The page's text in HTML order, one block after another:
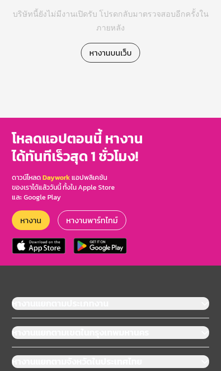
บริษัทนี้ยังไม่มีงานเปิดรับ โปรดกลับมาตรวจสอบอีกครั้งใน
ภายหลัง
หางานบนเว็บ
โหลดแอปตอนนี้ หางาน
ได้ทันทีเร็วสุด 1 ชั่วโมง!
ดาวน์โหลดDayworkแอปพลิเคชัน
ของเราได้แล้ววันนี้ ทั้งใน Apple Store
และ Google Play
หางาน หางานพาร์ทไทม์
หางานแยกตามประเภทงาน
หางานแยกตามเขตในกรุงเทพมหานคร
หางานแยกตามจังหวัดในประเทศไทย